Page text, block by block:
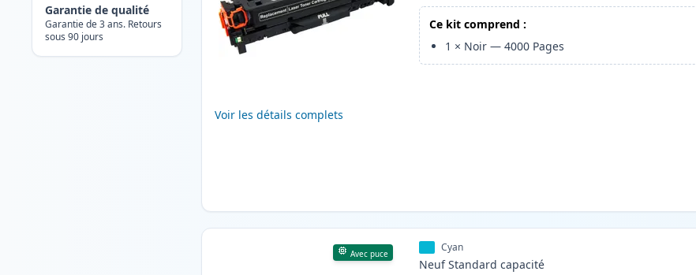
Garantie de qualité
Garantie de 3 ans. Retours
sous 90 jours
Voir les détails complets
Ce kit comprend :
1 × Noir —4000 Pages
Avec puce Cyan
Neuf Standard capacité